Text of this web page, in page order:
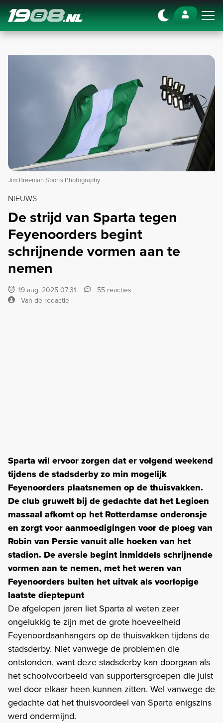
Navigation
Jim Breeman Sports Photography
NIEUWS
De strijd van Sparta tegen
Feyenoorders begint
schrijnende vormen aan te
nemen
19 aug. 2025 07:31
55 reacties
Van de redactie
Sparta wil ervoor zorgen dat er volgend weekend
tijdens de stadsderby zo min mogelijk
Feyenoorders plaatsnemen op de thuisvakken.
De club gruwelt bij de gedachte dat het Legioen
massaal afkomt op het Rotterdamse onderonsje
en zorgt voor aanmoedigingen voor de ploeg van
Robin van Persie vanuit alle hoeken van het
stadion. De aversie begint inmiddels schrijnende
vormen aan te nemen, met het weren van
Feyenoorders buiten het uitvak als voorlopige
laatste dieptepunt
De afgelopen jaren liet Sparta al weten zeer
ongelukkig te zijn met de grote hoeveelheid
Feyenoordaanhangers op de thuisvakken tijdens de
stadsderby. Niet vanwege de problemen die
ontstonden, want deze stadsderby kan doorgaan als
het schoolvoorbeeld van supportersgroepen die juist
wel door elkaar heen kunnen zitten. Wel vanwege de
gedachte dat het thuisvoordeel van Sparta enigszins
werd ondermijnd.